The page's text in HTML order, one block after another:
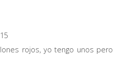
rojos, yo tengo unos pero